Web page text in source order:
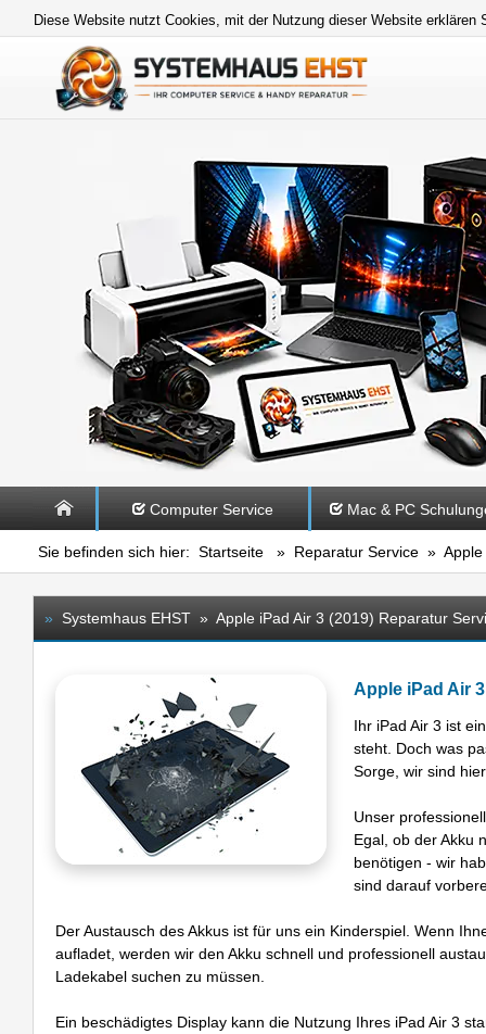
Diese Website nutzt Cookies, mit der Nutzung dieser Website
Computer Service Mac & PC
Sie befinden sich hier: Startseite » Reparatur Service » Apple
» Systemhaus EHST » Apple iPad Air 3 (2019) Reparatur
Apple iPad Air
Ihr iPad Air 3 ist
steht. Doch was
Sorge, wir sind
Unser
Egal, ob der Akku
benötigen - wir
sind darauf
Der Austausch des Akkus ist für uns ein Kinderspiel. Wenn
aufladet, werden wir den Akku schnell und professionell
Ladekabel suchen zu müssen.
Ein beschädigtes Display kann die Nutzung Ihres iPad Air 3